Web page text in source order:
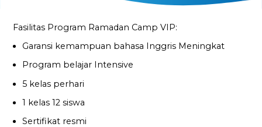
Fasilitas Program Ramadan Camp VIP:
Garansi kemampuan bahasa Inggris Meningkat
Program belajar Intensive
5 kelas perhari
1 kelas 12 siswa
Sertifikat resmi